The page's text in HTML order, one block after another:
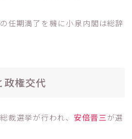
任期満了を機に小泉内閣は総辞
政権交代
裁選挙が行われ、 安倍晋三が選